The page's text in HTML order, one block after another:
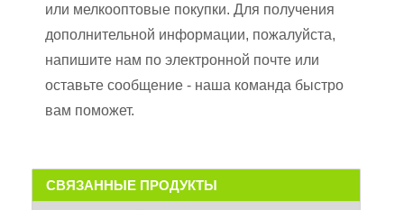
или мелкооптовые покупки. Для получения
дополнительной информации, пожалуйста,
напишите нам по электронной почте или
оставьте сообщение - наша команда быстро
вам поможет.
СВЯЗАННЫЕ ПРОДУКТЫ